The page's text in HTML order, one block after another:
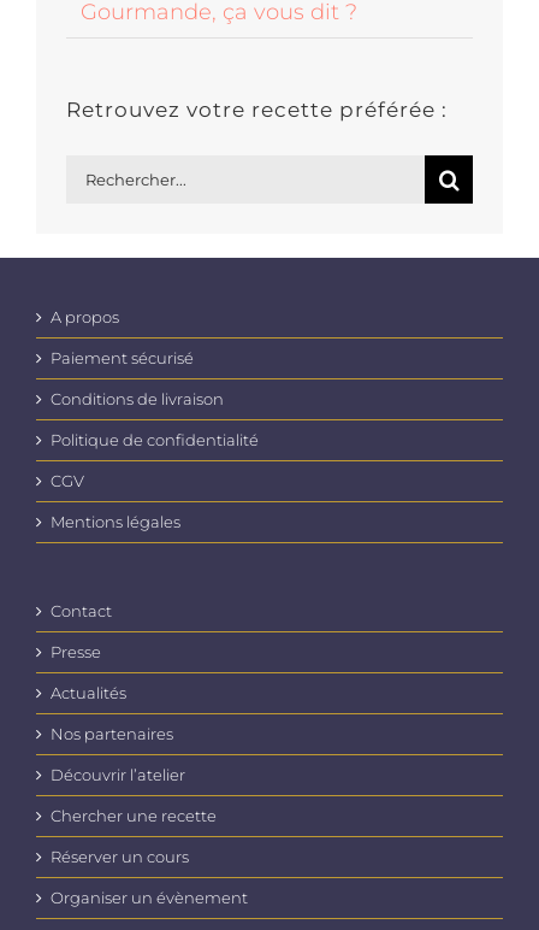
Gourmande, ça vous dit ?
Retrouvez votre recette préférée :
A propos
Paiement sécurisé
Conditions de livraison
Politique de confidentialité
CGV
Mentions légales
Contact
Presse
Actualités
Nos partenaires
Découvrir l’atelier
Chercher une recette
Réserver un cours
Organiser un évènement